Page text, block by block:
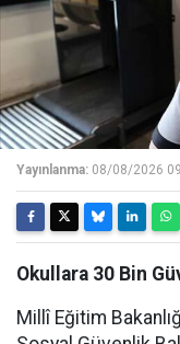
Yayınlanma: 08/08/2026
Okullara 30 Bin
Millî Eğitim